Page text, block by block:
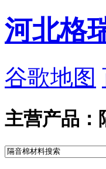
河北格
谷歌地图
主营产品：